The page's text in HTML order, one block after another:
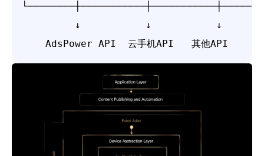
         ↓           ↓           ↓
    AdsPower API  云手机API   其他API